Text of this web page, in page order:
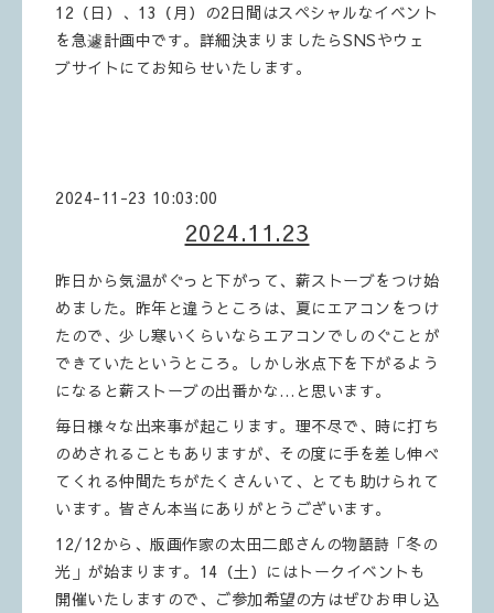
12（日）、13（月）の2日間はスペシャルなイベント
を急遽計画中です。詳細決まりましたらSNSやウェ
ブサイトにてお知らせいたします。
2024-11-23 10:03:00
2024.11.23
昨日から気温がぐっと下がって、薪ストーブをつけ始
めました。昨年と違うところは、夏にエアコンをつけ
たので、少し寒いくらいならエアコンでしのぐことが
できていたというところ。しかし氷点下を下がるよう
になると薪ストーブの出番かな…と思います。
毎日様々な出来事が起こります。理不尽で、時に打ち
のめされることもありますが、その度に手を差し伸べ
てくれる仲間たちがたくさんいて、とても助けられて
います。皆さん本当にありがとうございます。
12/12から、版画作家の太田二郎さんの物語詩「冬の
光」が始まります。14（土）にはトークイベントも
開催いたしますので、ご参加希望の方はぜひお申し込